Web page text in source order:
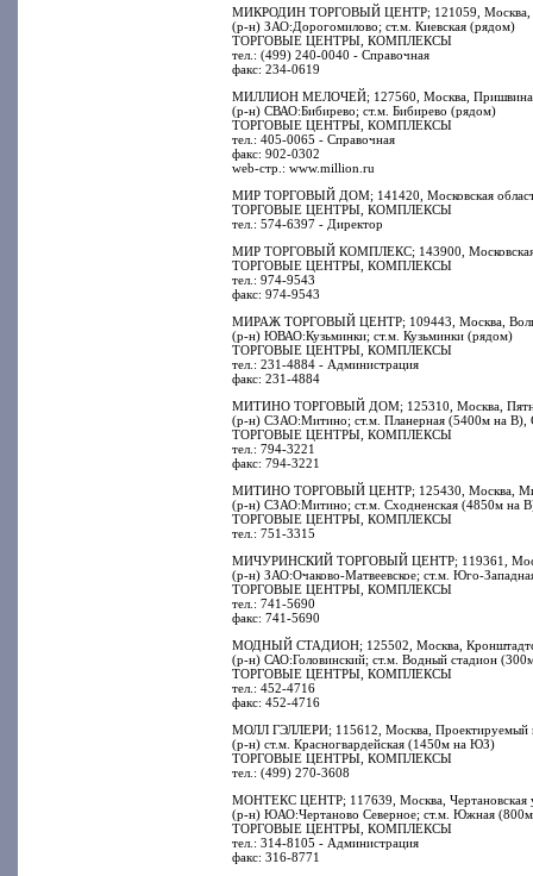
МИКРОДИН ТОРГОВЫЙ ЦЕНТР; 121059, Москва,
(р-н) ЗАО:Дорогомилово; ст.м. Киевская (рядом)
ТОРГОВЫЕ ЦЕНТРЫ, КОМПЛЕКСЫ
тел.: (499) 240-0040 - Справочная
факс: 234-0619
МИЛЛИОН МЕЛОЧЕЙ; 127560, Москва, Пришвина
(р-н) СВАО:Бибирево; ст.м. Бибирево (рядом)
ТОРГОВЫЕ ЦЕНТРЫ, КОМПЛЕКСЫ
тел.: 405-0065 - Справочная
факс: 902-0302
web-стр.: www.million.ru
МИР ТОРГОВЫЙ ДОМ; 141420, Московская
ТОРГОВЫЕ ЦЕНТРЫ, КОМПЛЕКСЫ
тел.: 574-6397 - Директор
МИР ТОРГОВЫЙ КОМПЛЕКС; 143900, Московская
ТОРГОВЫЕ ЦЕНТРЫ, КОМПЛЕКСЫ
тел.: 974-9543
факс: 974-9543
МИРАЖ ТОРГОВЫЙ ЦЕНТР; 109443, Москва,
(р-н) ЮВАО:Кузьминки; ст.м. Кузьминки (рядом)
ТОРГОВЫЕ ЦЕНТРЫ, КОМПЛЕКСЫ
тел.: 231-4884 - Администрация
факс: 231-4884
МИТИНО ТОРГОВЫЙ ДОМ; 125310, Москва,
(р-н) СЗАО:Митино; ст.м. Планерная (5400м на В),
ТОРГОВЫЕ ЦЕНТРЫ, КОМПЛЕКСЫ
тел.: 794-3221
факс: 794-3221
МИТИНО ТОРГОВЫЙ ЦЕНТР; 125430, Москва,
(р-н) СЗАО:Митино; ст.м. Сходненская (4850м на
ТОРГОВЫЕ ЦЕНТРЫ, КОМПЛЕКСЫ
тел.: 751-3315
МИЧУРИНСКИЙ ТОРГОВЫЙ ЦЕНТР; 119361,
(р-н) ЗАО:Очаково-Матвеевское; ст.м. Юго-
ТОРГОВЫЕ ЦЕНТРЫ, КОМПЛЕКСЫ
тел.: 741-5690
факс: 741-5690
МОДНЫЙ СТАДИОН; 125502, Москва,
(р-н) САО:Головинский; ст.м. Водный стадион
ТОРГОВЫЕ ЦЕНТРЫ, КОМПЛЕКСЫ
тел.: 452-4716
факс: 452-4716
МОЛЛ ГЭЛЛЕРИ; 115612, Москва, Проектируемый
(р-н) ст.м. Красногвардейская (1450м на ЮЗ)
ТОРГОВЫЕ ЦЕНТРЫ, КОМПЛЕКСЫ
тел.: (499) 270-3608
МОНТЕКС ЦЕНТР; 117639, Москва, Чертановская
(р-н) ЮАО:Чертаново Северное; ст.м. Южная
ТОРГОВЫЕ ЦЕНТРЫ, КОМПЛЕКСЫ
тел.: 314-8105 - Администрация
факс: 316-8771